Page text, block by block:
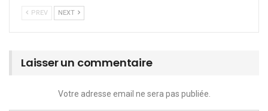
PREV NEXT
Laisser un commentaire
Votre adresse email ne sera pas publiée.